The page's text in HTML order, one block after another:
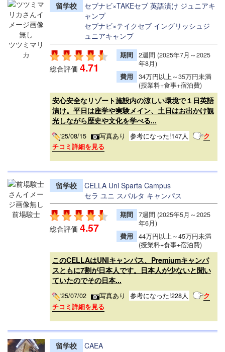
ツツミマリ
カ
留学校
セブナビ×TAKEセブ 英語漬け ジュニアキ
ャンプ
セブナビ×テイクセブ イングリッシュジ
ュニアキャンプ
総合評価 4.71
期間
2週間 (2025年7月～2025
年8月)
費用
34万円以上～35万円未満
(授業料+食事+宿泊費)
安心安全なリゾート施設内の涼しい環境で１日英語
漬け。平日は座学や実験メイン、土日はお出かけ観
光しながら歴史や文化を学べる...
'25/08/15 写真あり 参考になった!147人
ク
チコミ詳細を見る
前場駿士
留学校
CELLA Uni Sparta Campus
セラ ユニ スパルタ キャンパス
総合評価 4.57
期間
7週間 (2025年5月～2025
年6月)
費用
44万円以上～45万円未満
(授業料+食事+宿泊費)
このCELLAはUNIキャンパス、Premiumキャンパ
スともに7割が日本人です。日本人が少ないと聞い
ていたのでその日本...
'25/07/02 写真あり 参考になった!228人
ク
チコミ詳細を見る
留学校
CAEA